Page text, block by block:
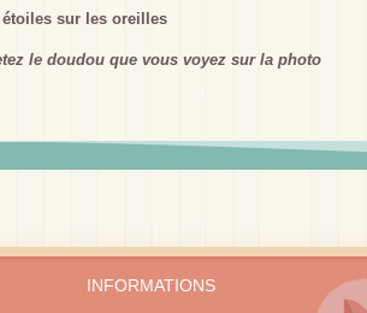
étoiles sur les oreilles
le doudou que vous voyez sur la photo
INFORMATIONS